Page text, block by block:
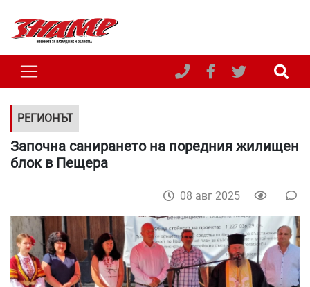
РЕГИОНЪТ
Започна санирането на поредния жилищен
блок в Пещера
08 авг 2025